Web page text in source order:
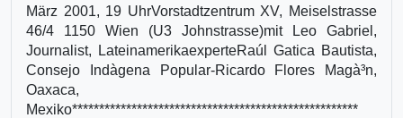
März 2001, 19 UhrVorstadtzentrum XV, Meiselstrasse
46/4 1150 Wien (U3 Johnstrasse)mit Leo Gabriel,
Journalist, LateinamerikaexperteRaúl Gatica Bautista,
Consejo Indà­gena Popular-Ricardo Flores Magà³n,
Oaxaca,
Mexiko*****************************************************